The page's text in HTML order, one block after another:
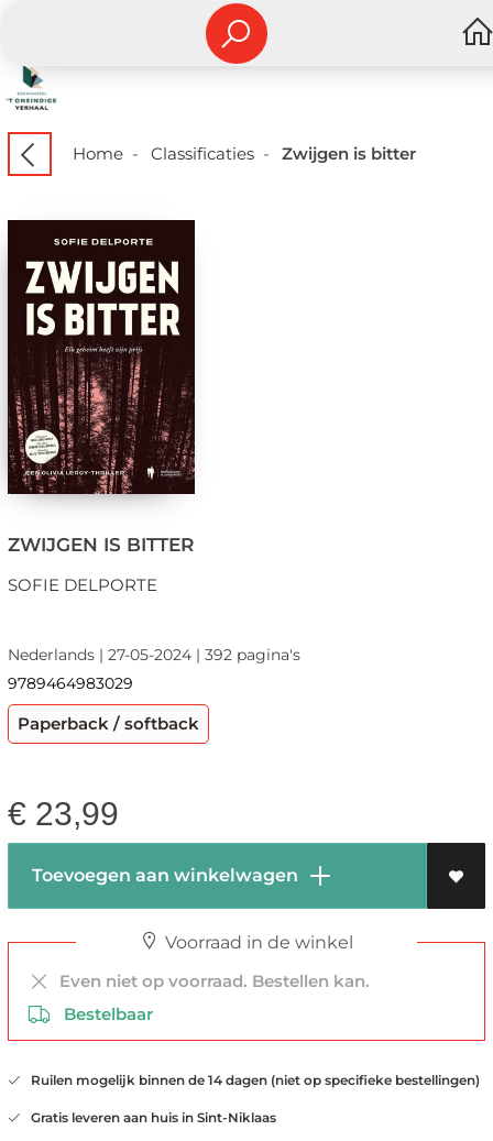
Home- Classificaties- Zwijgen is bitter
ZWIJGEN IS BITTER
SOFIE DELPORTE
Nederlands | 27-05-2024 | 392 pagina's
9789464983029
Paperback / softback
€ 23,99
Toevoegen aan winkelwagen
Voorraad in de winkel
Even niet op voorraad. Bestellen kan.
Bestelbaar
Ruilen mogelijk binnen de 14 dagen (niet op specifieke bestellingen)
Gratis leveren aan huis in Sint-Niklaas